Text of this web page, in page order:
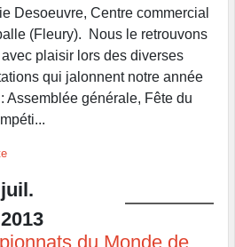
Desoeuvre, Centre commercial
(Fleury). Nous le retrouvons
plaisir lors des diverses
qui jalonnent notre année
Assemblée générale, Fête du
juil.
2013
du Monde de